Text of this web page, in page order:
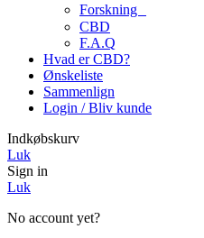
Forskning
CBD
F.A.Q
Hvad er CBD?
Ønskeliste
Sammenlign
Login / Bliv kunde
Indkøbskurv
Luk
Sign in
Luk
No account yet?